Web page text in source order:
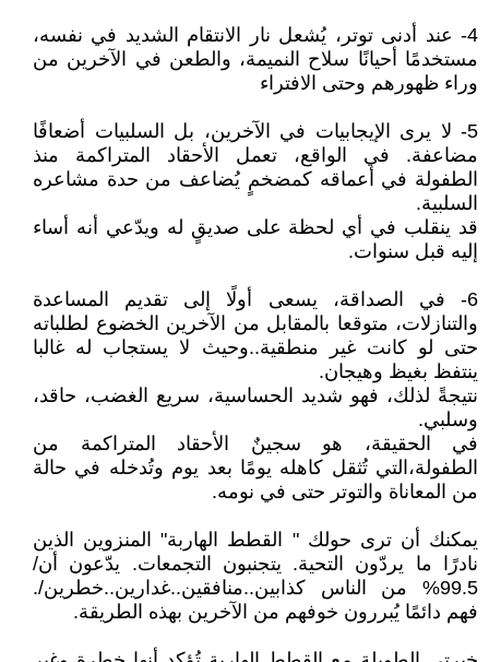
4- عند أدنى توتر، يُشعل نار الانتقام الشديد في نفسه،
مستخدمًا أحيانًا سلاح النميمة، والطعن في الآخرين من
وراء ظهورهم وحتى الافتراء
5- لا يرى الإيجابيات في الآخرين، بل السلبيات أضعافًا
مضاعفة. في الواقع، تعمل الأحقاد المتراكمة منذ
الطفولة في أعماقه كمضخمٍ يُضاعف من حدة مشاعره
السلبية.
قد ينقلب في أي لحظة على صديقٍ له ويدّعي أنه أساء
إليه قبل سنوات.
6- في الصداقة، يسعى أولًا إلى تقديم المساعدة
والتنازلات، متوقعا بالمقابل من الآخرين الخضوع لطلباته
حتى لو كانت غير منطقية..وحيث لا يستجاب له غالبا
ينتفظ بغيظ وهيجان.
نتيجةً لذلك، فهو شديد الحساسية، سريع الغضب، حاقد،
وسلبي.
في الحقيقة، هو سجينٌ الأحقاد المتراكمة من
الطفولة،التي تُثقل كاهله يومًا بعد يوم وتُدخله في حالة
من المعاناة والتوتر حتى في نومه.
يمكنك أن ترى حولك " القطط الهاربة" المنزوين الذين
نادرًا ما يردّون التحية. يتجنبون التجمعات. يدّعون أن/
99.5% من الناس كذابين..منافقين..غدارين..خطرين/.
فهم دائمًا يُبررون خوفهم من الآخرين بهذه الطريقة.